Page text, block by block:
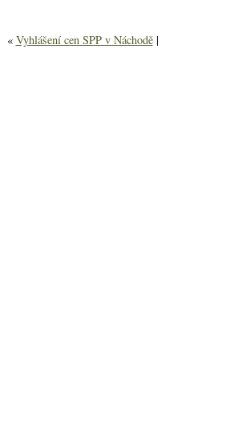
« Vyhlášení cen SPP v Náchodě|